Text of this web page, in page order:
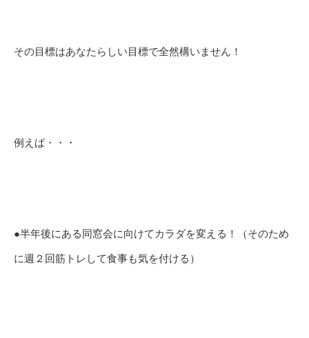
その目標はあなたらしい目標で全然構いません！
例えば・・・
●半年後にある同窓会に向けてカラダを変える！（そのため
に週２回筋トレして食事も気を付ける）